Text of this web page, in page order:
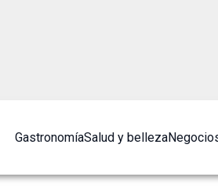
GastronomíaSalud y belleza